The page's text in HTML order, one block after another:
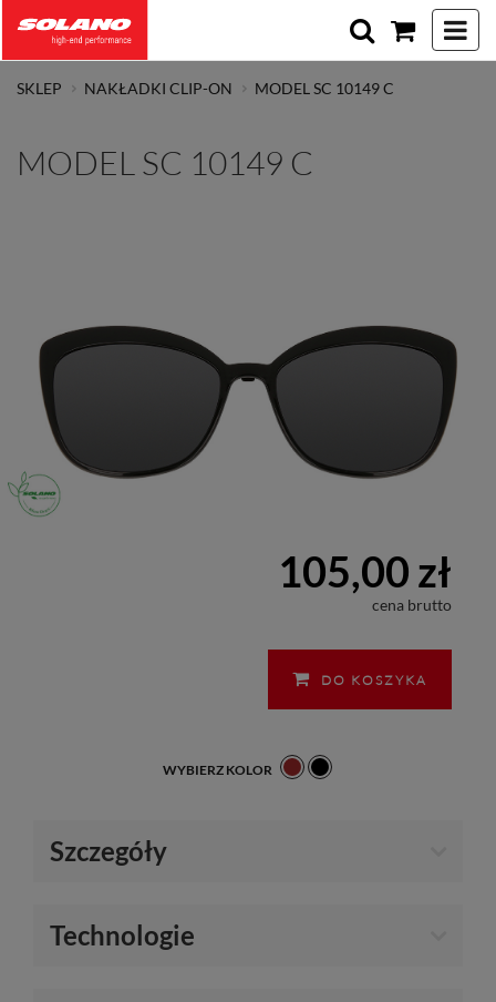
SKLEP NAKŁADKI CLIP-ON MODEL SC 10149 C
MODEL SC 10149 C
105,00 zł
cena brutto
DO KOSZYKA
WYBIERZ KOLOR
Szczegóły
Technologie